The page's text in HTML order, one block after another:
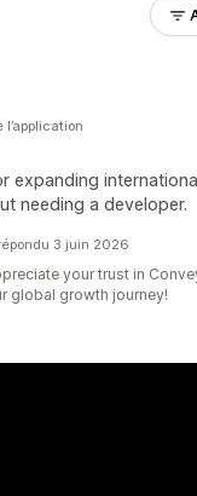
expanding
needing a developer.
l’application
3 juin 2026
your trust in
global growth journey!